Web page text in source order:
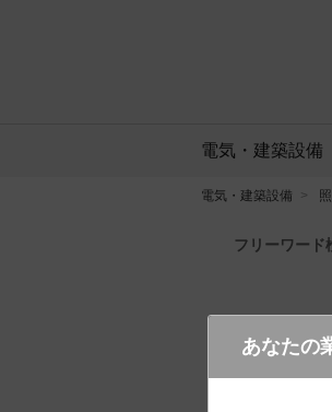
電気・建築設備
電気・建築設備
フリーワード
あなたの